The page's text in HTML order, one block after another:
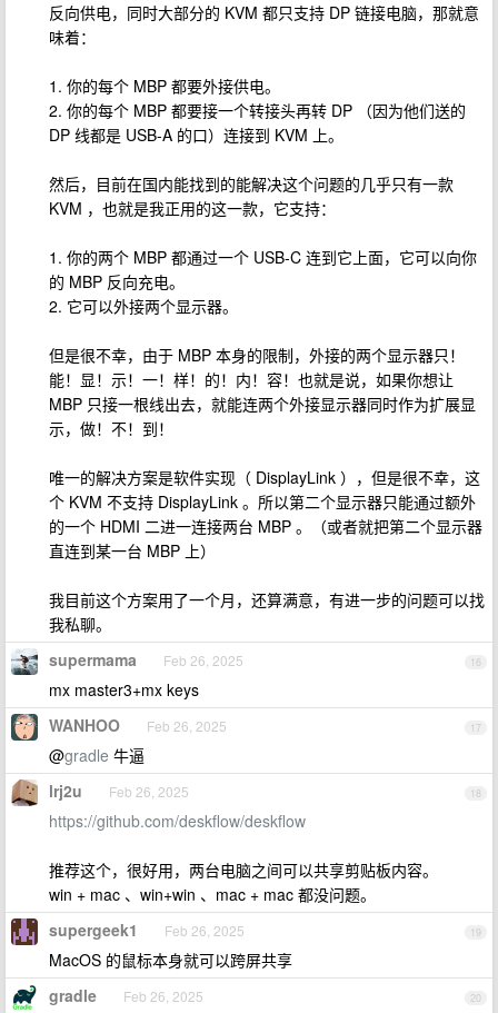
反向供电，同时大部分的 KVM 都只支持 DP 链接电脑，那就意
味着：
1. 你的每个 MBP 都要外接供电。
2. 你的每个 MBP 都要接一个转接头再转 DP （因为他们送的
DP 线都是 USB-A 的口）连接到 KVM 上。
然后，目前在国内能找到的能解决这个问题的几乎只有一款
KVM ，也就是我正用的这一款，它支持：
1. 你的两个 MBP 都通过一个 USB-C 连到它上面，它可以向你
的 MBP 反向充电。
2. 它可以外接两个显示器。
但是很不幸，由于 MBP 本身的限制，外接的两个显示器只！
能！显！示！一！样！的！内！容！也就是说，如果你想让
MBP 只接一根线出去，就能连两个外接显示器同时作为扩展显
示，做！不！到！
唯一的解决方案是软件实现（ DisplayLink ），但是很不幸，这
个 KVM 不支持 DisplayLink 。所以第二个显示器只能通过额外
的一个 HDMI 二进一连接两台 MBP 。（或者就把第二个显示器
直连到某一台 MBP 上）
我目前这个方案用了一个月，还算满意，有进一步的问题可以找
我私聊。
16
supermama Feb 26, 2025
mx master3+mx keys
17
WANHOO Feb 26, 2025
@gradle 牛逼
18
lrj2u Feb 26, 2025
https://github.com/deskflow/deskflow
推荐这个，很好用，两台电脑之间可以共享剪贴板内容。
win + mac 、win+win 、mac + mac 都没问题。
19
supergeek1 Feb 26, 2025
MacOS 的鼠标本身就可以跨屏共享
20
gradle Feb 26, 2025